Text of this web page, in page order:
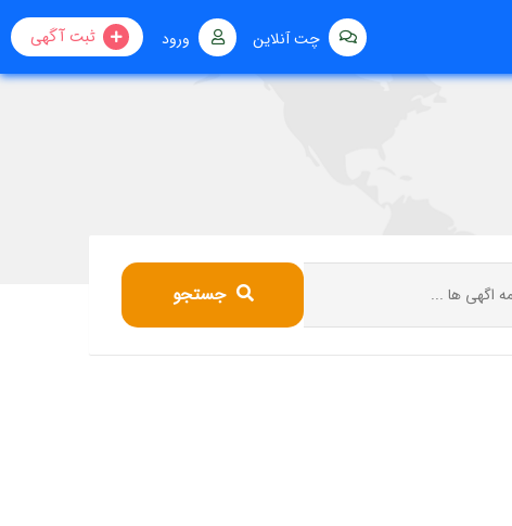
ثبت آگهی ورود چت آنلاین
جستجو